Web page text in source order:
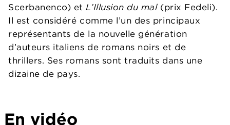
Scerbanenco) etL’Illusion du mal (prix Fedeli).
Il est considéré comme l’un des principaux
représentants de la nouvelle génération
d’auteurs italiens de romans noirs et de
thrillers. Ses romans sont traduits dans une
dizaine de pays.
En vidéo